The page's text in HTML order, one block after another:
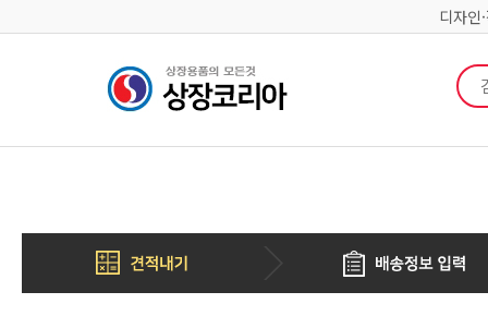
디자인
검색